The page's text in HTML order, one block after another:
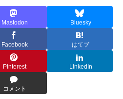
Mastodon Bluesky
Facebook はてブ
Pinterest LinkedIn
コメント